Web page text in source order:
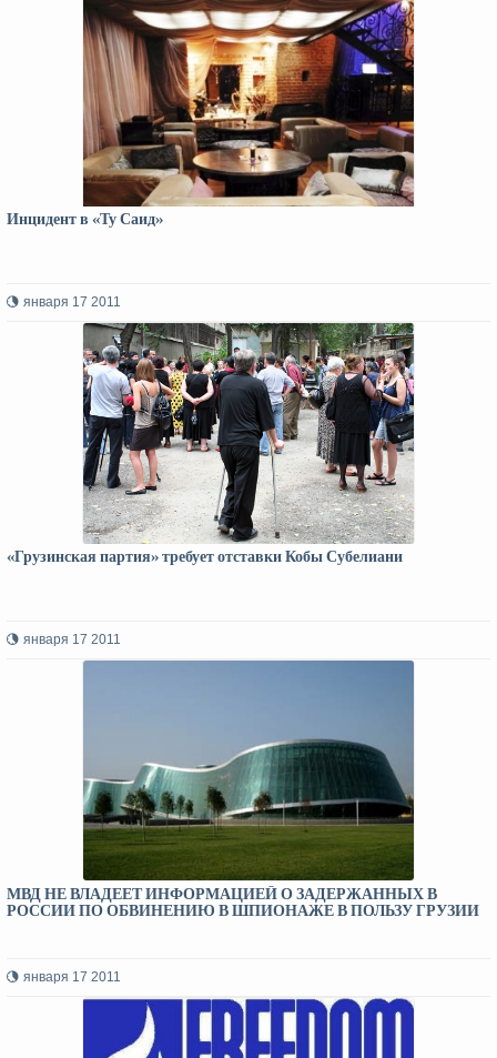
Инцидент в «Ту Саид»
января 17 2011
«Грузинская партия» требует отставки Кобы Субелиани
января 17 2011
МВД НЕ ВЛАДЕЕТ ИНФОРМАЦИЕЙ О ЗАДЕРЖАННЫХ В
РОССИИ ПО ОБВИНЕНИЮ В ШПИОНАЖЕ В ПОЛЬЗУ ГРУЗИИ
января 17 2011